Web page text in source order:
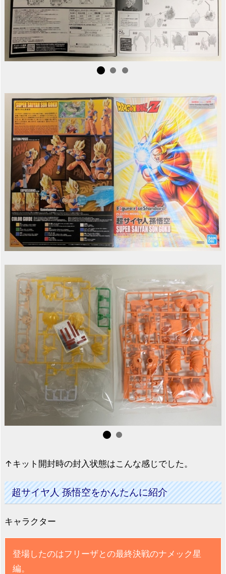
↑キット開封時の封入状態はこんな感じでした。
超サイヤ人 孫悟空をかんたんに紹介
キャラクター
登場したのはフリーザとの最終決戦のナメック星
編。